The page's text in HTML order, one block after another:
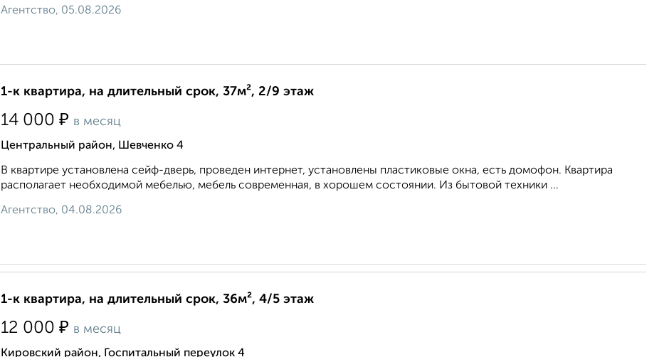
Агентство, 05.08.2026
1-к квартира, на длительный срок, 37м², 2/9 этаж
14 000 ₽ в месяц
Центральный район, Шевченко 4
В квартире установлена сейф-дверь, проведен интернет, установлены пластиковые окна, есть домофон. Квартира
располагает необходимой мебелью, мебель современная, в хорошем состоянии. Из бытовой техники ...
Агентство, 04.08.2026
1-к квартира, на длительный срок, 36м², 4/5 этаж
12 000 ₽ в месяц
Кировский район, Госпитальный переулок 4